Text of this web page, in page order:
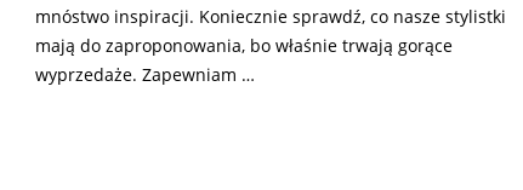
mnóstwo inspiracji. Koniecznie sprawdź, co nasze stylistki
mają do zaproponowania, bo właśnie trwają gorące
wyprzedaże. Zapewniam …